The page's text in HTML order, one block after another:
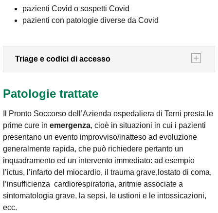
pazienti Covid o sospetti Covid
pazienti con patologie diverse da Covid
Triage e codici di accesso
Patologie trattate
Il Pronto Soccorso dell’Azienda ospedaliera di Terni presta le
prime cure in emergenza, cioè in situazioni in cui i pazienti
presentano un evento improvviso/inatteso ad evoluzione
generalmente rapida, che può richiedere pertanto un
inquadramento ed un intervento immediato: ad esempio
l’ictus, l’infarto del miocardio, il trauma grave,lostato di coma,
l’insufficienza cardiorespiratoria, aritmie associate a
sintomatologia grave, la sepsi, le ustioni e le intossicazioni,
ecc.